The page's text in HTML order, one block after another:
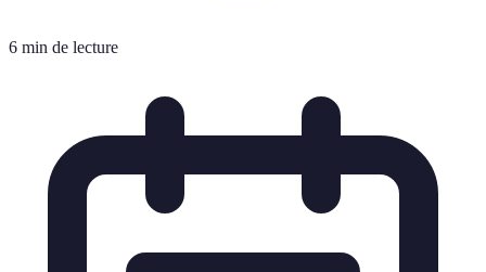
6 min de lecture